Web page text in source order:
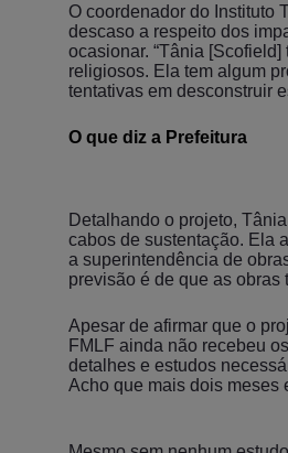
O coordenador do Instituto
descaso a respeito dos
ocasionar. “Tânia
religiosos. Ela tem algum
tentativas em desconstruir
O que diz a Prefeitura
Detalhando o projeto,
cabos de sustentação. Ela
a superintendência de
previsão é de que as obras
Apesar de afirmar que o
FMLF ainda não recebeu
detalhes e estudos
Acho que mais dois meses